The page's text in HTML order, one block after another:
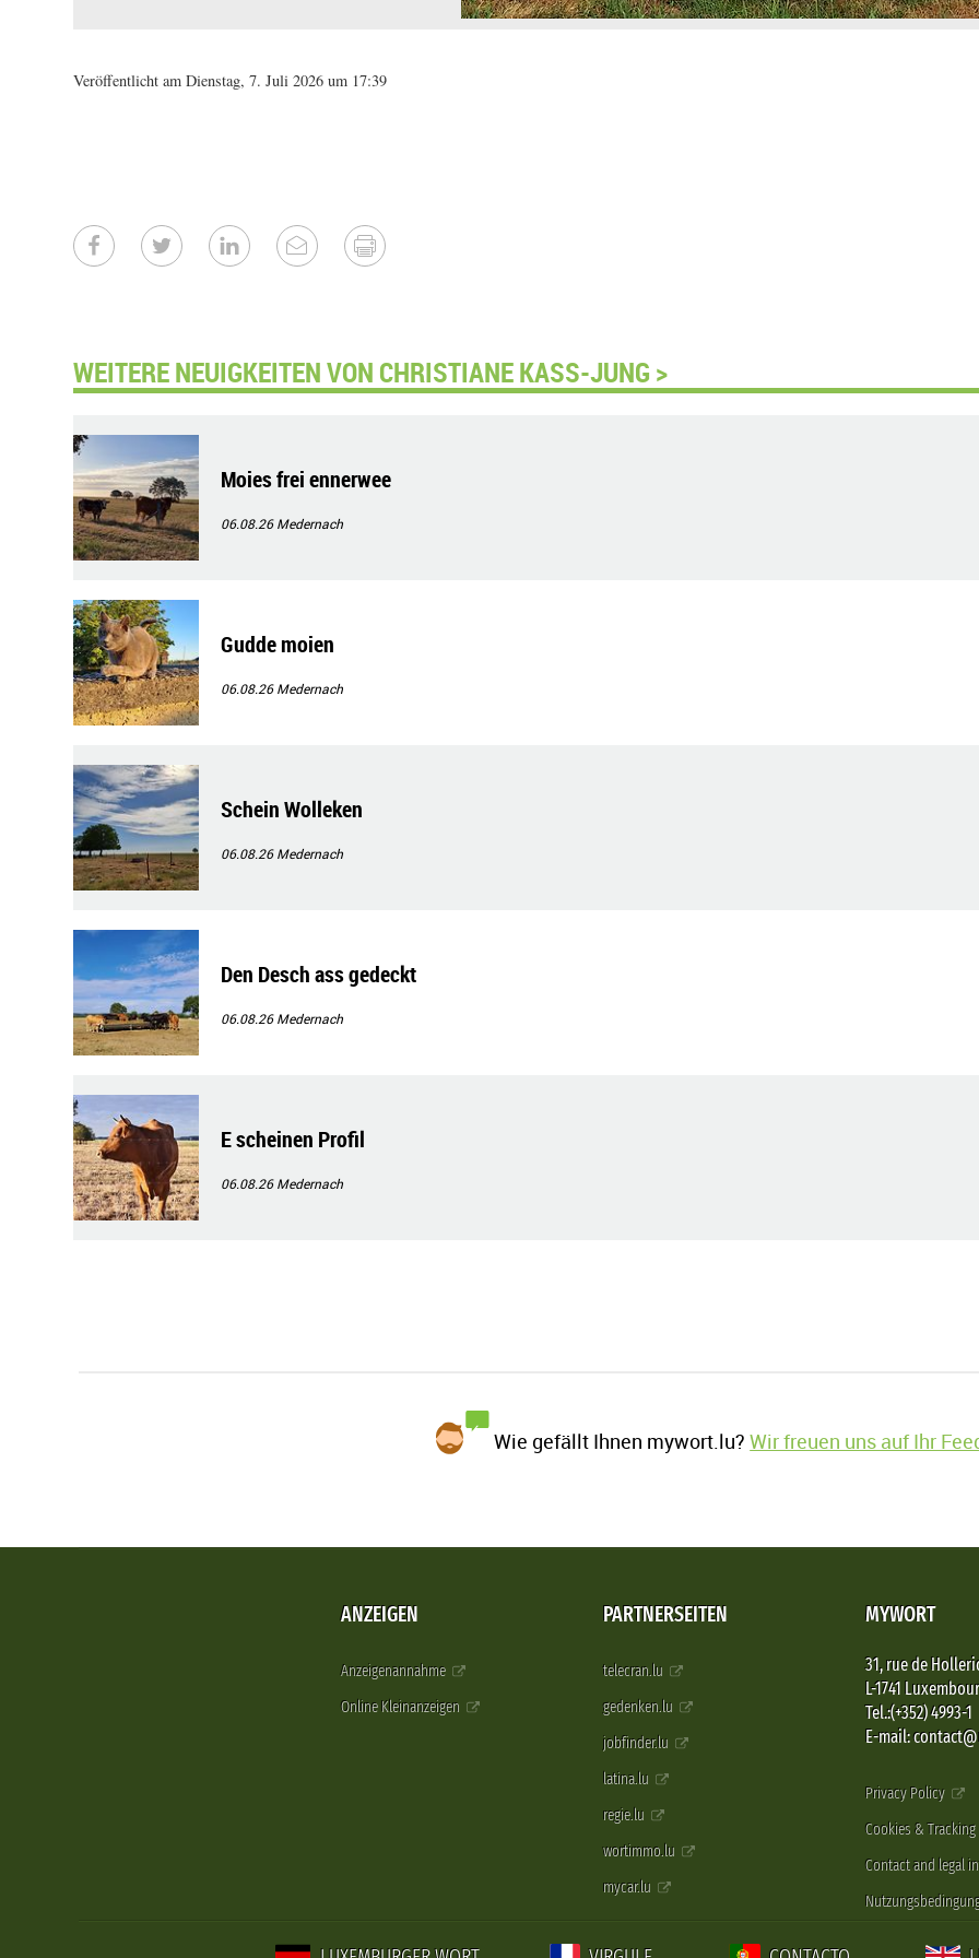
Veröffentlicht am Dienstag, 7. Juli 2026 um 17:39
WEITERE NEUIGKEITEN VON CHRISTIANE KASS-JUNG >
Moies frei ennerwee
06.08.26Medernach
Gudde moien
06.08.26Medernach
Schein Wolleken
06.08.26Medernach
Den Desch ass gedeckt
06.08.26Medernach
E scheinen Profil
06.08.26Medernach
Wie gefällt Ihnen mywort.lu?Wir freuen uns auf Ihr
ANZEIGEN
Anzeigenannahme
Online Kleinanzeigen
PARTNERSEITEN
telecran.lu
gedenken.lu
jobfinder.lu
latina.lu
regie.lu
wortimmo.lu
mycar.lu
MYWORT
31, rue de
L-1741
Tel.:(+352) 4993-1
E-mail:
Privacy Policy
Cookies & Tracking
Contact and legal